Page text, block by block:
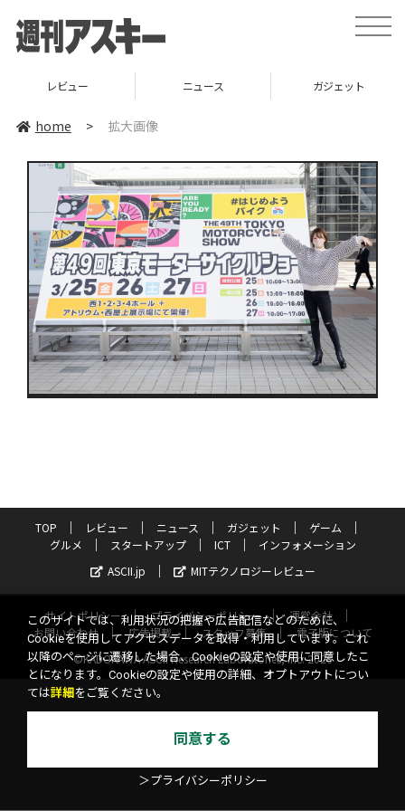
toggle
レビュー ニュース ガジェット
home > 拡大画像
TOP レビュー ニュース ガジェット
ゲーム
グルメ
スタートアップ ICT
インフォメーション
ASCII.jp
MITテクノロジーレビュー
サイトポリシー プライバシーポリシー
運営会社
お問い合わせ
広告掲載 スタッフ募集
電子版について
©KADOKAWA ASCII Research Laboratories, Inc. 2026
このサイトでは、利用状況の把握や広告配信などのために、
Cookieを使用してアクセスデータを取得・利用しています。これ
以降のページに遷移した場合、Cookieの設定や使用に同意したこ
とになります。Cookieの設定や使用の詳細、オプトアウトについ
ては詳細 をご覧ください。
同意する
＞プライバシーポリシー